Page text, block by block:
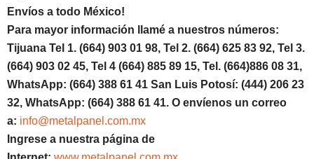
Envíos a todo México!
Para mayor información llamé a nuestros números:
Tijuana Tel 1. (664) 903 01 98, Tel 2. (664) 625 83 92, Tel 3.
(664) 903 02 45, Tel 4 (664) 885 89 15, Tel. (664)886 08 31,
WhatsApp: (664) 388 61 41 San Luis Potosí: (444) 206 23
32, WhatsApp: (664) 388 61 41. O envíenos un correo
a: info@metalpanel.com.mx
Ingrese a nuestra página de